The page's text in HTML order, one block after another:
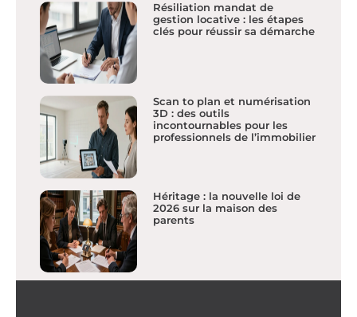
Résiliation mandat de
gestion locative : les étapes
clés pour réussir sa démarche
Scan to plan et numérisation
3D : des outils
incontournables pour les
professionnels de l’immobilier
Héritage : la nouvelle loi de
2026 sur la maison des
parents